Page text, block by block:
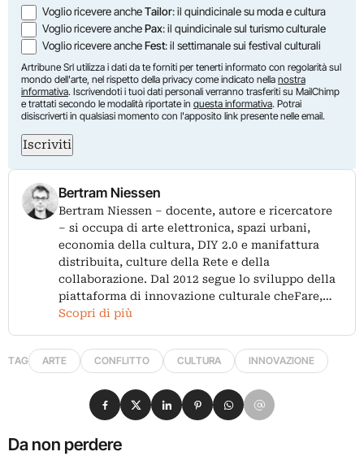
Voglio ricevere ancheTailor: il quindicinale su moda e cultura
Voglio ricevere anchePax: il quindicinale sul turismo culturale
Voglio ricevere ancheFest: il settimanale sui festival culturali
Artribune Srl utilizza i dati da te forniti per tenerti informato con regolarità sul
mondo dell'arte, nel rispetto della privacy come indicato nella nostra
informativa. Iscrivendoti i tuoi dati personali verranno trasferiti su MailChimp
e trattati secondo le modalità riportate in questa informativa. Potrai
disiscriverti in qualsiasi momento con l'apposito link presente nelle email.
Iscriviti
Bertram Niessen
Bertram Niessen – docente, autore e ricercatore
– si occupa di arte elettronica, spazi urbani,
economia della cultura, DIY 2.0 e manifattura
distribuita, culture della Rete e della
collaborazione. Dal 2012 segue lo sviluppo della
piattaforma di innovazione culturale cheFare,…
Scopri di più
TAG ARTE CONFLITTO CULTURA INNOVAZIONE
Da non perdere
Condividi su Facebook
Condividi su X
Condividi su LinkedIn
Condividi su Pinterest
Condividi su WhatsApp
Condividi su Email